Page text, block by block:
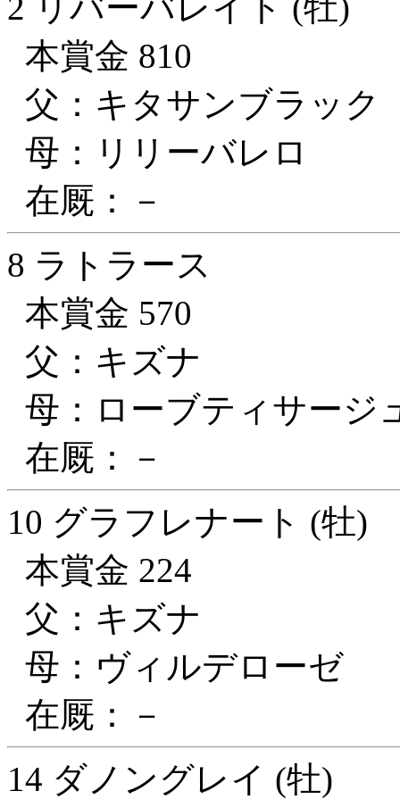
本賞金 810
父：キタサンブラック
母：リリーバレロ
在厩：－
8 ラトラース
本賞金 570
父：キズナ
母：ローブティサージ
在厩：－
10 グラフレナート (牡)
本賞金 224
父：キズナ
母：ヴィルデローゼ
在厩：－
14 ダノングレイ (牡)